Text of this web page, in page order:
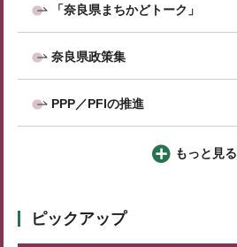
「奈良県まちかどトーク」
奈良県政策集
PPP／PFIの推進
もっと見る
ピックアップ